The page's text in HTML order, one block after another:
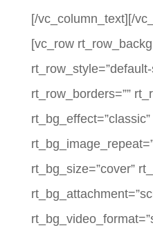
[/vc_column_text][/
[vc_row
rt_row_style=”default-
rt_row_borders=””
rt_bg_effect=”classic”
rt_bg_size=”cover”